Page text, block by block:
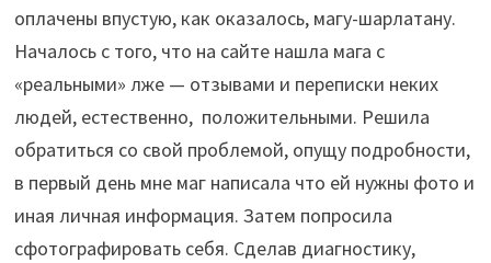
оплачены впустую, как оказалось, магу-шарлатану.
Началось с того, что на сайте нашла мага с
«реальными» лже — отзывами и переписки неких
людей, естественно, положительными. Решила
обратиться со свой проблемой, опущу подробности,
в первый день мне маг написала что ей нужны фото и
иная личная информация. Затем попросила
сфотографировать себя. Сделав диагностику,